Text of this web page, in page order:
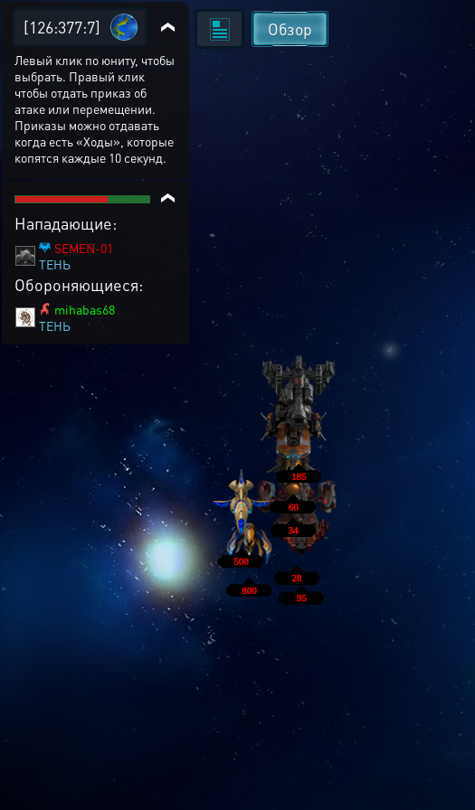
Обзор
[126:377:7]
Левый клик по юниту, чтобы
выбрать. Правый клик
чтобы отдать приказ об
атаке или перемещении.
Приказы можно отдавать
когда есть «Ходы», которые
копятся каждые 10 секунд.
Нападающие:
SEMEN-01
ТЕНЬ
Обороняющиеся:
mihabas68
ТЕНЬ